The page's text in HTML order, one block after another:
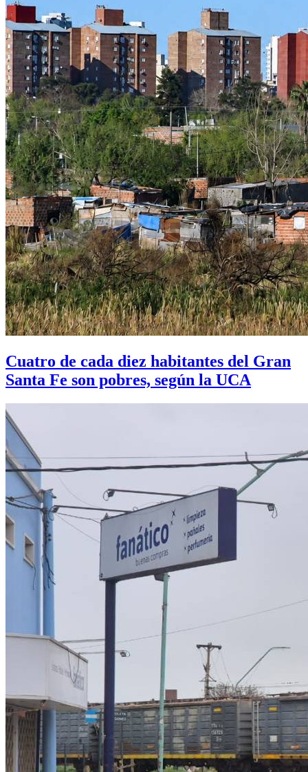
Cuatro de cada diez habitantes del Gran
Santa Fe son pobres, según la UCA